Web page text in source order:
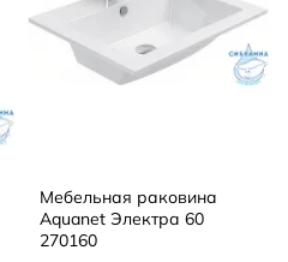
Мебельная раковина
Aquanet Электра 60
270160